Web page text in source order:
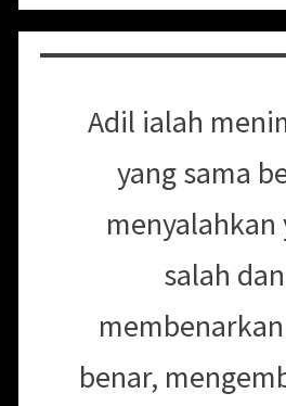
Adil ialah
yang sama
menyalahkan
salah dan
benar,